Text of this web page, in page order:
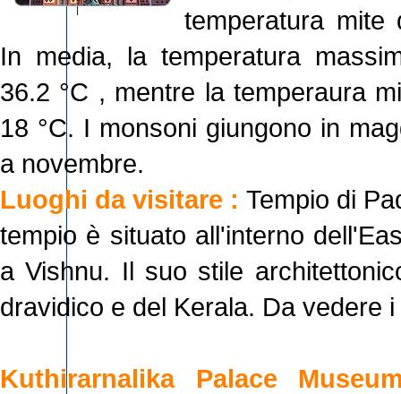
temperatura mite
In media, la temperatura
36.2 °C , mentre la temperaura
18 °C. I monsoni giungono in
a novembre.
Luoghi da visitare : Tempio di
tempio è situato all'interno
a Vishnu. Il suo stile
dravidico e del Kerala. Da vedere
Kuthirarnalika Palace